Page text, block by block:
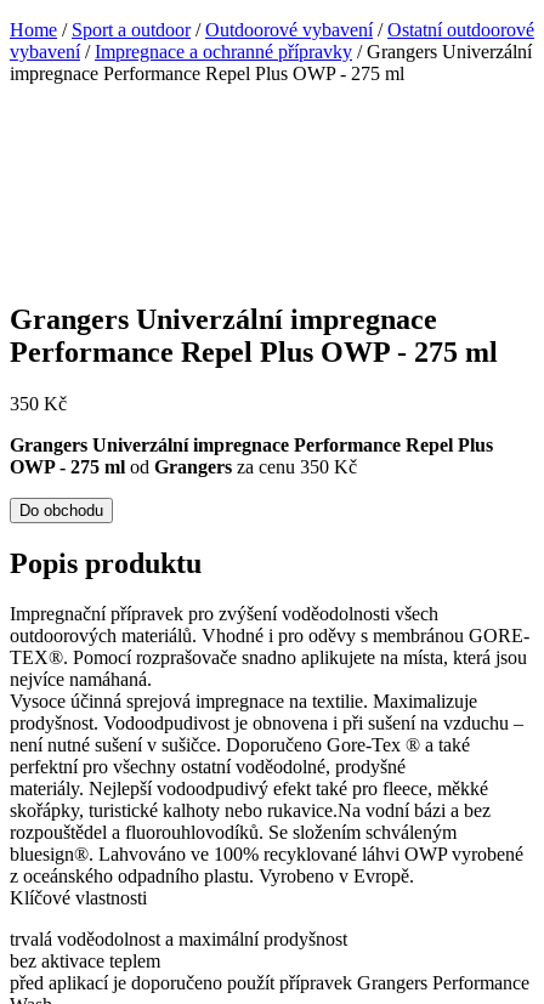
Home / Sport a outdoor/Outdoorové vybavení/Ostatní outdoorové
vybavení/Impregnace a ochranné přípravky / Grangers Univerzální
impregnace Performance Repel Plus OWP - 275 ml
Grangers Univerzální impregnace
Performance Repel Plus OWP - 275 ml
350 Kč
Grangers Univerzální impregnace Performance Repel Plus
OWP - 275 ml od Grangers za cenu 350 Kč
Do obchodu
Popis produktu
Impregnační přípravek pro zvýšení voděodolnosti všech
outdoorových materiálů. Vhodné i pro oděvy s membránou GORE-
TEX®. Pomocí rozprašovače snadno aplikujete na místa, která jsou
nejvíce namáhaná.
Vysoce účinná sprejová impregnace na textilie. Maximalizuje
prodyšnost. Vodoodpudivost je obnovena i při sušení na vzduchu –
není nutné sušení v sušičce. Doporučeno Gore-Tex ® a také
perfektní pro všechny ostatní voděodolné, prodyšné
materiály. Nejlepší vodoodpudivý efekt také pro fleece, měkké
skořápky, turistické kalhoty nebo rukavice.Na vodní bázi a bez
rozpouštědel a fluorouhlovodíků. Se složením schváleným
bluesign®. Lahvováno ve 100% recyklované láhvi OWP vyrobené
z oceánského odpadního plastu. Vyrobeno v Evropě.
Klíčové vlastnosti
trvalá voděodolnost a maximální prodyšnost
bez aktivace teplem
před aplikací je doporučeno použít přípravek Grangers Performance